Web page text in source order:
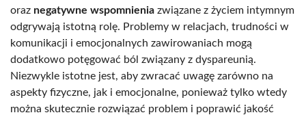
oraz negatywne wspomnienia związane z życiem intymnym
odgrywają istotną rolę. Problemy w relacjach, trudności w
komunikacji i emocjonalnych zawirowaniach mogą
dodatkowo potęgować ból związany z dyspareunią.
Niezwykle istotne jest, aby zwracać uwagę zarówno na
aspekty fizyczne, jak i emocjonalne, ponieważ tylko wtedy
można skutecznie rozwiązać problem i poprawić jakość